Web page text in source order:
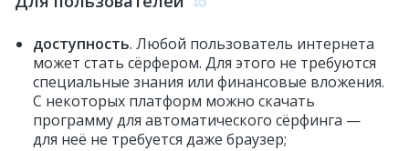
доступность. Любой пользователь интернета
может стать сёрфером. Для этого не требуются
специальные знания или финансовые вложения.
С некоторых платформ можно скачать
программу для автоматического сёрфинга —
для неё не требуется даже браузер;